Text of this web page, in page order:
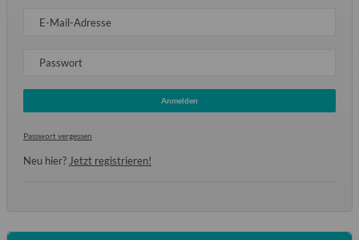
E-Mail-Adresse
Passwort
Anmelden
Passwort vergessen
Neu hier?Jetzt registrieren!